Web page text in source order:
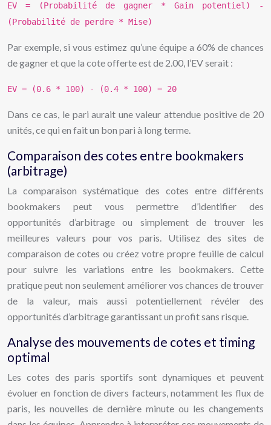
EV = (Probabilité de gagner * Gain potentiel) -
(Probabilité de perdre * Mise)
Par exemple, si vous estimez qu’une équipe a 60% de chances
de gagner et que la cote offerte est de 2.00, l’EV serait :
EV = (0.6 * 100) - (0.4 * 100) = 20
Dans ce cas, le pari aurait une valeur attendue positive de 20
unités, ce qui en fait un bon pari à long terme.
Comparaison des cotes entre bookmakers
(arbitrage)
La comparaison systématique des cotes entre différents
bookmakers peut vous permettre d’identifier des
opportunités d’arbitrage ou simplement de trouver les
meilleures valeurs pour vos paris. Utilisez des sites de
comparaison de cotes ou créez votre propre feuille de calcul
pour suivre les variations entre les bookmakers. Cette
pratique peut non seulement améliorer vos chances de trouver
de la valeur, mais aussi potentiellement révéler des
opportunités d’arbitrage garantissant un profit sans risque.
Analyse des mouvements de cotes et timing
optimal
Les cotes des paris sportifs sont dynamiques et peuvent
évoluer en fonction de divers facteurs, notamment les flux de
paris, les nouvelles de dernière minute ou les changements